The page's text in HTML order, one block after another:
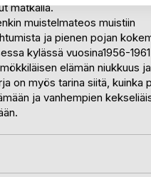
matkalla.
muistelmateos muistiin
ja pienen pojan
kylässä vuosina1956-
elämän niukkuus
on myös tarina siitä, kuinka
ja vanhempien